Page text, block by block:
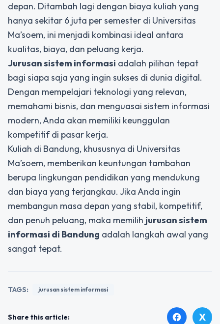
depan. Ditambah lagi dengan biaya kuliah yang
hanya sekitar 6 juta per semester di Universitas
Ma’soem, ini menjadi kombinasi ideal antara
kualitas, biaya, dan peluang kerja.
Jurusan sistem informasi adalah pilihan tepat
bagi siapa saja yang ingin sukses di dunia digital.
Dengan mempelajari teknologi yang relevan,
memahami bisnis, dan menguasai sistem informasi
modern, Anda akan memiliki keunggulan
kompetitif di pasar kerja.
Kuliah di Bandung, khususnya di Universitas
Ma’soem, memberikan keuntungan tambahan
berupa lingkungan pendidikan yang mendukung
dan biaya yang terjangkau. Jika Anda ingin
membangun masa depan yang stabil, kompetitif,
dan penuh peluang, maka memilih jurusan sistem
informasi di Bandung adalah langkah awal yang
sangat tepat.
TAGS: jurusan sistem informasi
Share this article: facebook X